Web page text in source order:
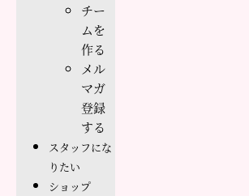
チー
ムを
作る
メル
マガ
登録
する
スタッフにな
りたい
ショップ